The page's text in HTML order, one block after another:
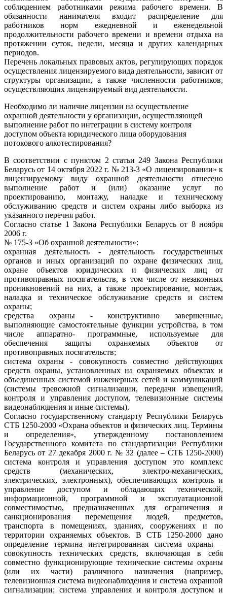
соблюдением работниками режима рабочего времени. В
обязанности нанимателя входит распределение для
работников норм ежедневной и еженедельной
продолжительности рабочего времени и времени отдыха на
протяжении суток, недели, месяца и других календарных
периодов.
Перечень локальных правовых актов, регулирующих порядок
осуществления лицензируемого вида деятельности, зависит от
структуры организации, а также численности работников,
осуществляющих лицензируемый вид деятельности.
Необходимо ли наличие лицензии на осуществление
охранной деятельности у организации, осуществляющей
выполнение работ по интеграции в систему контроля
доступом объекта юридического лица оборудования
потокового алкотестирования?
В соответствии с пунктом 2 статьи 249 Закона Республики
Беларусь от 14 октября 2022 г. № 213-3 «О лицензировании» к
лицензируемому виду охранной деятельности отнесено
выполнение работ и (или) оказание услуг по
проектированию, монтажу, наладке и техническому
обслуживанию средств и систем охраны либо выборка из
указанного перечня работ.
Согласно статье 1 Закона Республики Беларусь от 8 ноября
2006 г.
№ 175-3 «Об охранной деятельности»:
охранная деятельность - деятельность государственных
органов и иных организаций по охране физических лиц,
охране объектов юридических и физических лиц от
противоправных посягательств, в том числе от незаконных
проникновений на них, а также проектирование, монтаж,
наладка и техническое обслуживание средств и систем
охраны;
средства охраны - конструктивно завершенные,
выполняющие самостоятельные функции устройства, в том
числе аппаратно- программные, используемые для
обеспечения защиты охраняемых объектов от
противоправных посягательств;
система охраны - совокупность совместно действующих
средств охраны, установленных на охраняемых объектах и
объединенных системой инженерных сетей и коммуникаций
(системы тревожной сигнализации, передачи извещений,
контроля и управления доступом, телевизионные системы
видеонаблюдения и иные системы).
Согласно государственному стандарту Республики Беларусь
СТБ 1250-2000 «Охрана объектов и физических лиц. Термины
и определения», утвержденному постановлением
Государственного комитета по стандартизации Республики
Беларусь от 27 декабря 2000 г. № 32 (далее – СТБ 1250-2000)
система контроля и управления доступом это комплекс
средств (механических, электро-механических,
электрических, электронных), обеспечивающих контроль и
управление доступом и обладающих технической,
информационной, программной и эксплуатационной
совместимостью, предназначенных для ограничения и
санкционирования перемещения людей, предметов,
транспорта в помещениях, зданиях, сооружениях и по
территории охраняемых объектов. В СТБ 1250-2000 дано
определение термина интегрированная система охраны –
совокупность технических средств, включающая в себя
совместно функционирующие технические системы охраны
(или их части) различного назначения (например,
телевизионная система видеонаблюдения и система охранной
сигнализации; система управления и контроля доступом и